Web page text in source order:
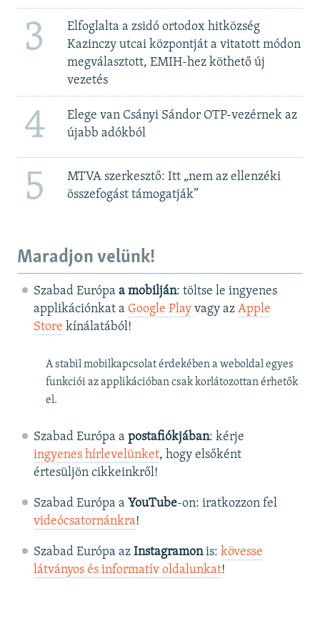
3
Elfoglalta a zsidó ortodox hitközség
Kazinczy utcai központját a vitatott módon
megválasztott, EMIH-hez köthető új
vezetés
4
Elege van Csányi Sándor OTP-vezérnek az
újabb adókból
5
MTVA szerkesztő: Itt „nem az ellenzéki
összefogást támogatják”
Maradjon velünk!
Szabad Európa a mobilján: töltse le ingyenes
applikációnkat a Google Playvagy az Apple
Store kínálatából!
A stabil mobilkapcsolat érdekében a weboldal egyes
funkciói az applikációban csak korlátozottan érhetők
el.
Szabad Európa a postafiókjában: kérje
ingyenes hírlevelünket, hogy elsőként
értesüljön cikkeinkről!
Szabad Európa a YouTube-on: iratkozzon fel
videócsatornánkra!
Szabad Európa az Instagramonis: kövesse
látványos és informatív oldalunkat! ​